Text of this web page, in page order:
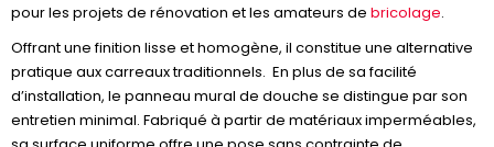
pour les projets de rénovation et les amateurs de bricolage.
Offrant une finition lisse et homogène, il constitue une alternative
pratique aux carreaux traditionnels. En plus de sa facilité
d’installation, le panneau mural de douche se distingue par son
entretien minimal. Fabriqué à partir de matériaux imperméables,